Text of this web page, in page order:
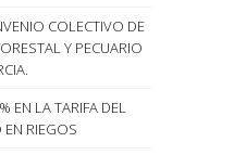
COLECTIVO DE
Y PECUARIO
EN LA TARIFA DEL
EN RIEGOS